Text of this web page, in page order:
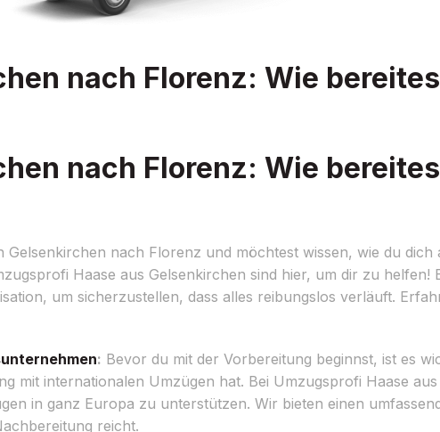
nach Florenz: Wie
nach Florenz: Wie
nach Florenz und möchtest wissen, wie du dich
Haase aus Gelsenkirchen sind hier, um dir zu helfen!
um sicherzustellen, dass alles reibungslos verläuft.
: Bevor du mit der Vorbereitung beginnst, ist es
mit internationalen Umzügen hat. Bei Umzugsprofi Haase
in ganz Europa zu unterstützen. Wir bieten einen
reicht.